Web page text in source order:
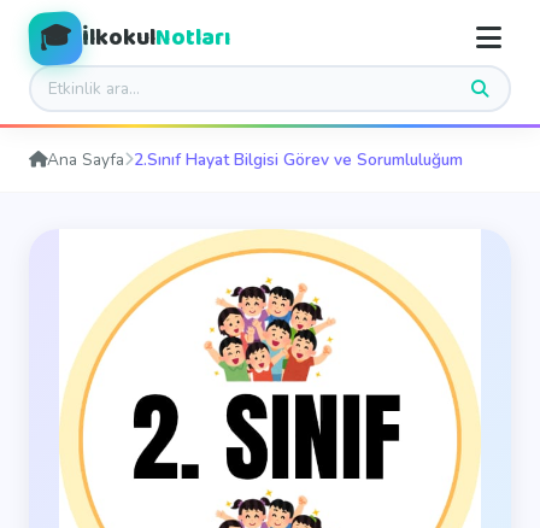
🎓 İlkokulNotları
Ana Sayfa 2.Sınıf Hayat Bilgisi Görev ve Sorumluluğum